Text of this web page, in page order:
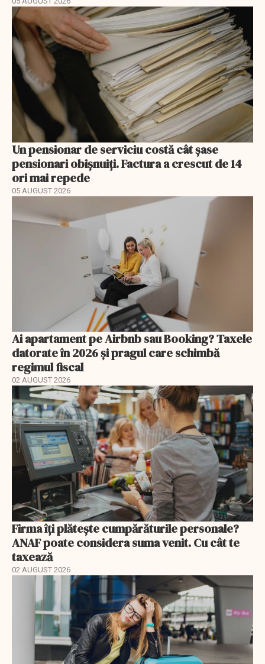
Un pensionar de serviciu costă cât șase
pensionari obișnuiți. Factura a crescut de 14
ori mai repede
05 AUGUST 2026
Ai apartament pe Airbnb sau Booking? Taxele
datorate în 2026 și pragul care schimbă
regimul fiscal
02 AUGUST 2026
Firma îți plătește cumpărăturile personale?
ANAF poate considera suma venit. Cu cât te
taxează
02 AUGUST 2026